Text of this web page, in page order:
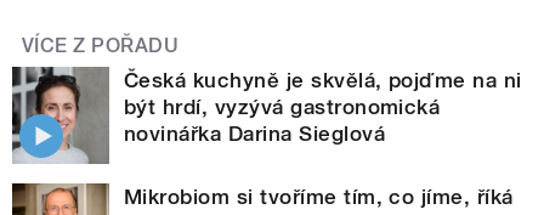
VÍCE Z POŘADU
Česká kuchyně je skvělá, pojďme na ni
být hrdí, vyzývá gastronomická
novinářka Darina Sieglová
Mikrobiom si tvoříme tím, co jíme, říká